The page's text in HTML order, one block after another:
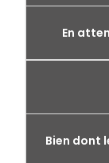
En
Bien dont